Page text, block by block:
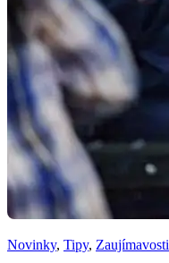
Novinky, Tipy, Zaujímavosti